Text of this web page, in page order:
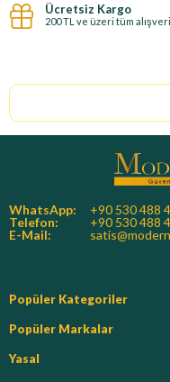
Ücretsiz Kargo
200 TL ve üzeri tüm
WhatsApp:
+90 530 488
Telefon:
+90 530 488
E-Mail:
Popüler Kategoriler
Popüler Markalar
Yasal